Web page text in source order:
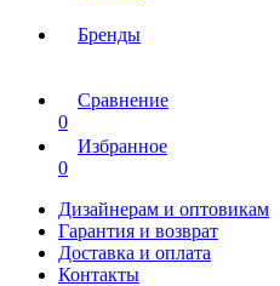
Бренды
Сравнение
0
Избранное
0
Дизайнерам и оптовикам
Гарантия и возврат
Доставка и оплата
Контакты